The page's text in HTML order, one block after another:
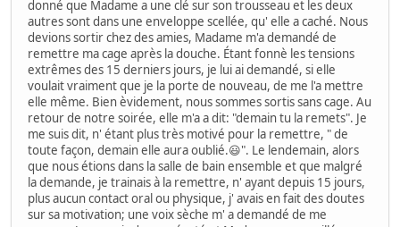
donné que Madame a une clé sur son trousseau et les deux
autres sont dans une enveloppe scellée, qu' elle a caché. Nous
devions sortir chez des amies, Madame m'a demandé de
remettre ma cage après la douche. Étant fonnè les tensions
extrêmes des 15 derniers jours, je lui ai demandé, si elle
voulait vraiment que je la porte de nouveau, de me l'a mettre
elle même. Bien èvidement, nous sommes sortis sans cage. Au
retour de notre soirée, elle m'a a dit: "demain tu la remets". Je
me suis dit, n' étant plus très motivé pour la remettre, " de
toute façon, demain elle aura oublié.😃". Le lendemain, alors
que nous étions dans la salle de bain ensemble et que malgré
la demande, je trainais à la remettre, n' ayant depuis 15 jours,
plus aucun contact oral ou physique, j' avais en fait des doutes
sur sa motivation; une voix sèche m' a demandé de me